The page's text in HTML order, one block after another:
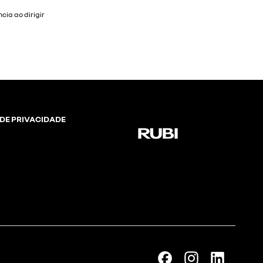
ao dirigir
PRIVACIDADE